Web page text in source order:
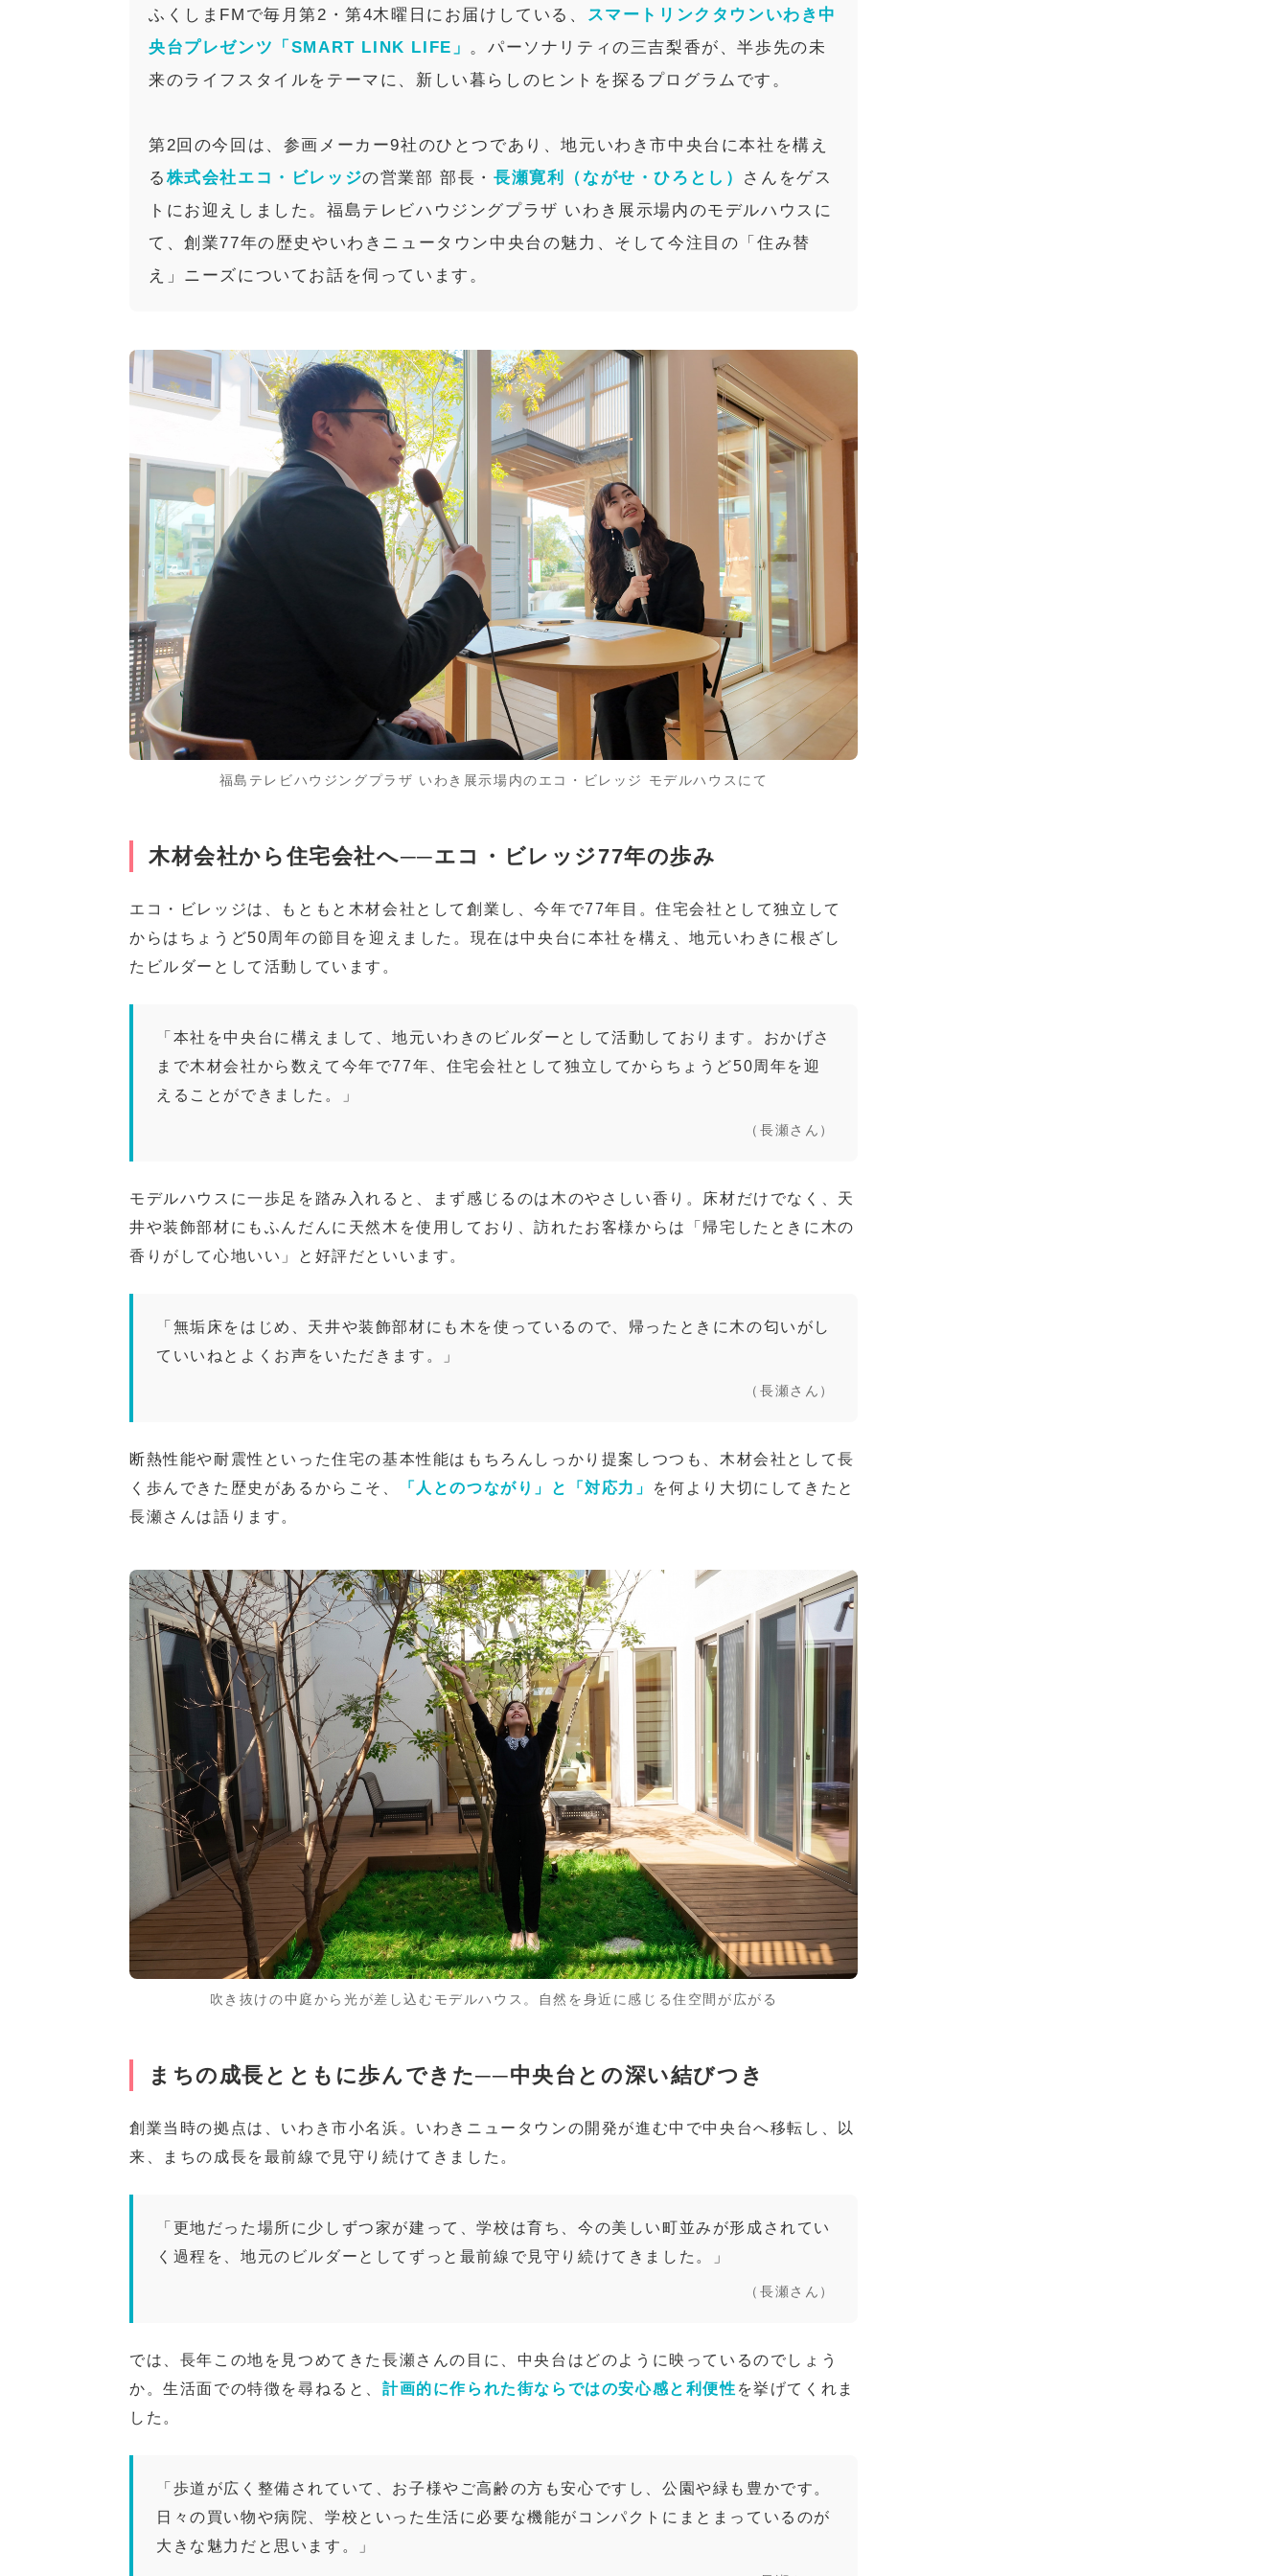
ふくしまFMで毎月第2・第4木曜日にお届けしている、 スマートリンクタウンいわき中
央台プレゼンツ「SMART LINK LIFE」 。パーソナリティの三吉梨香が、半歩先の未
来のライフスタイルをテーマに、新しい暮らしのヒントを探るプログラムです。
第2回の今回は、参画メーカー9社のひとつであり、地元いわき市中央台に本社を構え
る 株式会社エコ・ビレッジの営業部 部長・長瀬寛利（ながせ・ひろとし） さんをゲス
トにお迎えしました。福島テレビハウジングプラザ いわき展示場内のモデルハウスに
て、創業77年の歴史やいわきニュータウン中央台の魅力、そして今注目の「住み替
え」ニーズについてお話を伺っています。
福島テレビハウジングプラザ いわき展示場内のエコ・ビレッジ モデルハウスにて
木材会社から住宅会社へ──エコ・ビレッジ77年の歩み
エコ・ビレッジは、もともと木材会社として創業し、今年で77年目。住宅会社として独立して
からはちょうど50周年の節目を迎えました。現在は中央台に本社を構え、地元いわきに根ざし
たビルダーとして活動しています。
「本社を中央台に構えまして、地元いわきのビルダーとして活動しております。おかげさ
まで木材会社から数えて今年で77年、住宅会社として独立してからちょうど50周年を迎
えることができました。」
（長瀬さん）
モデルハウスに一歩足を踏み入れると、まず感じるのは木のやさしい香り。床材だけでなく、天
井や装飾部材にもふんだんに天然木を使用しており、訪れたお客様からは「帰宅したときに木の
香りがして心地いい」と好評だといいます。
「無垢床をはじめ、天井や装飾部材にも木を使っているので、帰ったときに木の匂いがし
ていいねとよくお声をいただきます。」
（長瀬さん）
断熱性能や耐震性といった住宅の基本性能はもちろんしっかり提案しつつも、木材会社として長
く歩んできた歴史があるからこそ、
「人とのつながり」と「対応力」
を何より大切にしてきたと
長瀬さんは語ります。
吹き抜けの中庭から光が差し込むモデルハウス。自然を身近に感じる住空間が広がる
まちの成長とともに歩んできた──中央台との深い結びつき
創業当時の拠点は、いわき市小名浜。いわきニュータウンの開発が進む中で中央台へ移転し、以
来、まちの成長を最前線で見守り続けてきました。
「更地だった場所に少しずつ家が建って、学校は育ち、今の美しい町並みが形成されてい
く過程を、地元のビルダーとしてずっと最前線で見守り続けてきました。」
（長瀬さん）
では、長年この地を見つめてきた長瀬さんの目に、中央台はどのように映っているのでしょう
か。生活面での特徴を尋ねると、 計画的に作られた街ならではの安心感と利便性 を挙げてくれま
した。
「歩道が広く整備されていて、お子様やご高齢の方も安心ですし、公園や緑も豊かです。
日々の買い物や病院、学校といった生活に必要な機能がコンパクトにまとまっているのが
大きな魅力だと思います。」